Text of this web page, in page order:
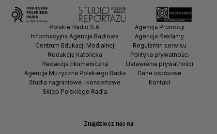
Znajdziesz nas na
Polskie Radio S.A.
Informacyjna Agencja Radiowa
Centrum Edukacji Medialnej
Redakcja Katolicka
Redakcja Ekumeniczna
Agencja Muzyczna Polskiego Radia
Studia nagraniowe i koncertowe
Sklep Polskiego Radia
Agencja Promocji
Agencja Reklamy
Regulamin serwisu
Polityka prywatności
Ustawienia prywatności
Dane osobowe
Kontakt